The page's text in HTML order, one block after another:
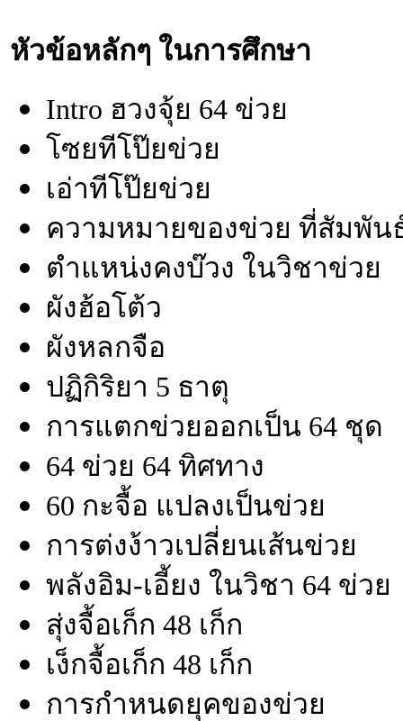
หัวข้อหลักๆ ในการศึกษา
Intro ฮวงจุ้ย 64 ข่วย
โซยทีโป๊ยข่วย
เอ่าทีโป๊ยข่วย
ความหมายของข่วย ที่สัมพัน
ตำแหน่งคงบ๊วง ในวิชาข่วย
ผังฮ้อโต้ว
ผังหลกจือ
ปฏิกิริยา 5 ธาตุ
การแตกข่วยออกเป็น 64 ชุด
64 ข่วย 64 ทิศทาง
60 กะจื้อ แปลงเป็นข่วย
การต่งง้าวเปลี่ยนเส้นข่วย
พลังอิม-เอี้ยง ในวิชา 64 ข่วย
สุ่งจื้อเก็ก 48 เก็ก
เง็กจื้อเก็ก 48 เก็ก
การกำหนดยุคของข่วย